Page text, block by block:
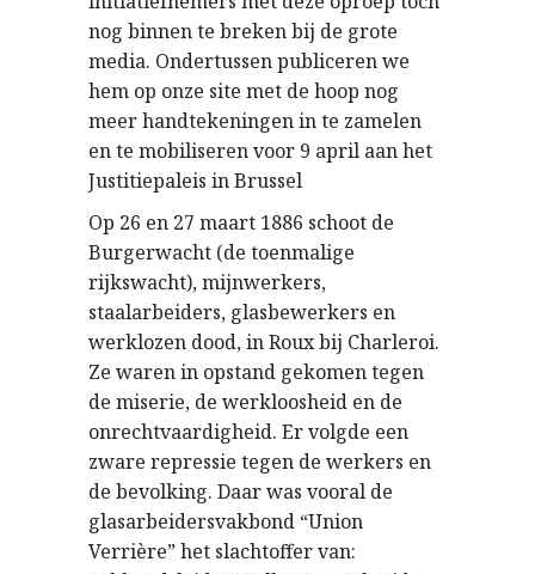
nog binnen te breken bij de grote
media. Ondertussen publiceren we
hem op onze site met de hoop nog
meer handtekeningen in te zamelen
en te mobiliseren voor 9 april aan het
Justitiepaleis in Brussel
Op 26 en 27 maart 1886 schoot de
Burgerwacht (de toenmalige
rijkswacht), mijnwerkers,
staalarbeiders, glasbewerkers en
werklozen dood, in Roux bij Charleroi.
Ze waren in opstand gekomen tegen
de miserie, de werkloosheid en de
onrechtvaardigheid. Er volgde een
zware repressie tegen de werkers en
de bevolking. Daar was vooral de
glasarbeidersvakbond “Union
Verrière” het slachtoffer van: